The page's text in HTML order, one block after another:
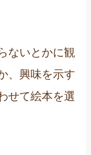
ないとかに観
、興味を示す
せて絵本を選